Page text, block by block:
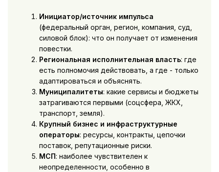
Инициатор/источник импульса
(федеральный орган, регион, компания, суд,
силовой блок): что он получает от изменения
повестки.
Региональная исполнительная власть: где
есть полномочия действовать, а где - только
адаптироваться и объяснять.
Муниципалитеты: какие сервисы и бюджеты
затрагиваются первыми (соцсфера, ЖКХ,
транспорт, земля).
Крупный бизнес и инфраструктурные
операторы: ресурсы, контракты, цепочки
поставок, репутационные риски.
МСП: наиболее чувствителен к
неопределенности, особенно в